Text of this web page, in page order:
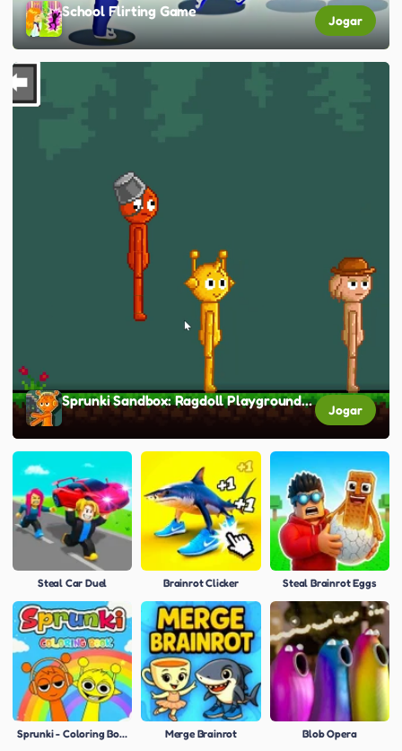
School Flirting Game
Jogar
Sprunki Sandbox: Ragdoll Playground Mode
Jogar
Steal Car Duel Brainrot Clicker Steal Brainrot Eggs
Sprunki - Coloring Book for Kids Merge Brainrot Blob Opera